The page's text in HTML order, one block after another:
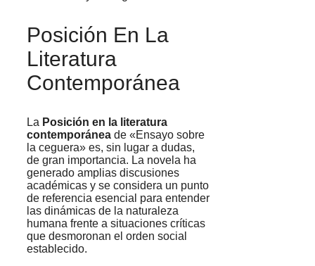
Posición En La
Literatura
Contemporánea
La Posición en la literatura
contemporánea de «Ensayo sobre
la ceguera» es, sin lugar a dudas,
de gran importancia. La novela ha
generado amplias discusiones
académicas y se considera un punto
de referencia esencial para entender
las dinámicas de la naturaleza
humana frente a situaciones críticas
que desmoronan el orden social
establecido.